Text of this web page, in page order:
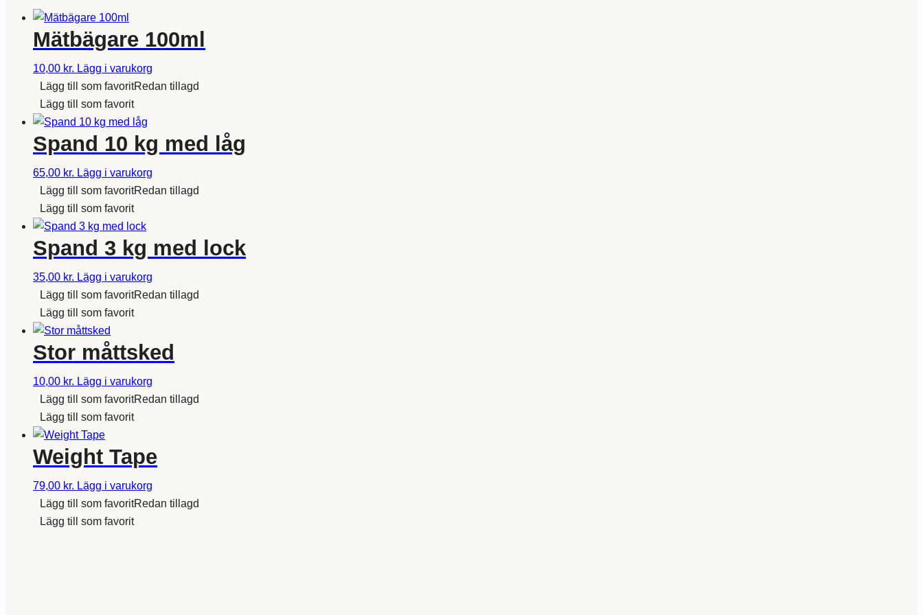
Mätbägare 100ml
10,00 kr. Lägg i varukorg
Lägg till som favoritRedan tillagd
Lägg till som favorit
Spand 10 kg med låg
65,00 kr. Lägg i varukorg
Lägg till som favoritRedan tillagd
Lägg till som favorit
Spand 3 kg med lock
35,00 kr. Lägg i varukorg
Lägg till som favoritRedan tillagd
Lägg till som favorit
Stor måttsked
10,00 kr. Lägg i varukorg
Lägg till som favoritRedan tillagd
Lägg till som favorit
Weight Tape
79,00 kr. Lägg i varukorg
Lägg till som favoritRedan tillagd
Lägg till som favorit